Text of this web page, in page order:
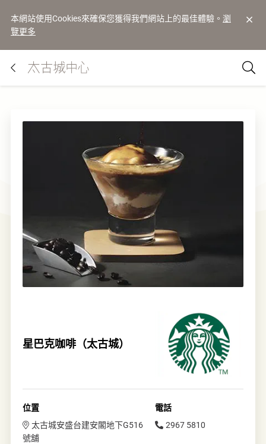
本網站使用Cookies來確保您獲得我們網站上的最佳體驗。 瀏
覽更多
星巴克咖啡（太古城）
位置
太古城安盛台建安閣地下G516
號舖
電話
2967 5810